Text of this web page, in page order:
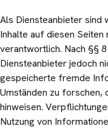
Als Diensteanbieter sind
Inhalte auf diesen
verantwortlich. Nach §§
Diensteanbieter jedoch
gespeicherte fremde
Umständen zu forschen,
hinweisen.
Nutzung von